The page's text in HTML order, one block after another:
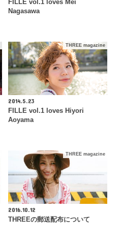
FILLE vol.1 loves Mei
Nagasawa
THREE magazine
2014.5.23
FILLE vol.1 loves Hiyori
Aoyama
THREE magazine
2016.10.12
THREEの郵送配布について